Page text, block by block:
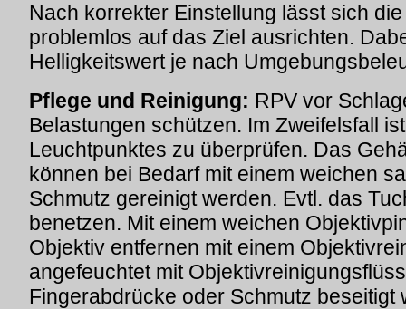
Nach korrekter Einstellung lässt sich
problemlos auf das Ziel ausrichten.
Helligkeitswert je nach
Pflege und Reinigung: RPV vor
Belastungen schützen. Im Zweifelsfall
Leuchtpunktes zu überprüfen. Das
können bei Bedarf mit einem weichen
Schmutz gereinigt werden. Evtl. das
benetzen. Mit einem weichen
Objektiv entfernen mit einem
angefeuchtet mit
Fingerabdrücke oder Schmutz beseitigt